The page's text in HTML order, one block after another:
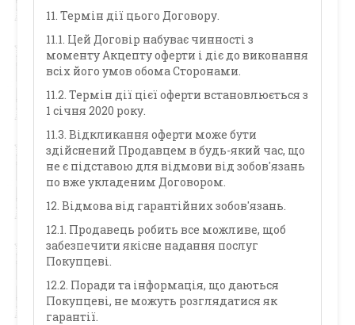
11. Термін дії цього Договору.
11.1. Цей Договір набуває чинності з
моменту Акцепту оферти і діє до виконання
всіх його умов обома Сторонами.
11.2. Термін дії цієї оферти встановлюється з
1 січня 2020 року.
11.3. Відкликання оферти може бути
здійснений Продавцем в будь-який час, що
не є підставою для відмови від зобов'язань
по вже укладеним Договором.
12. Відмова від гарантійних зобов'язань.
12.1. Продавець робить все можливе, щоб
забезпечити якісне надання послуг
Покупцеві.
12.2. Поради та інформація, що даються
Покупцеві, не можуть розглядатися як
гарантії.